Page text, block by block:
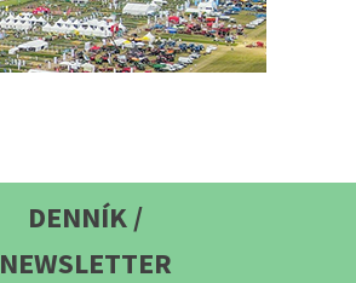
DENNÍK /
NEWSLETTER